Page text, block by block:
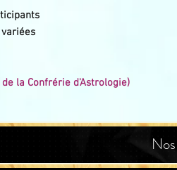
la Confrérie d'Astrologie)